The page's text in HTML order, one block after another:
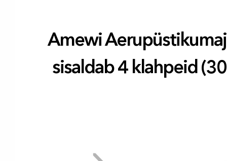
Amewi
sisaldab 4 klahpeid